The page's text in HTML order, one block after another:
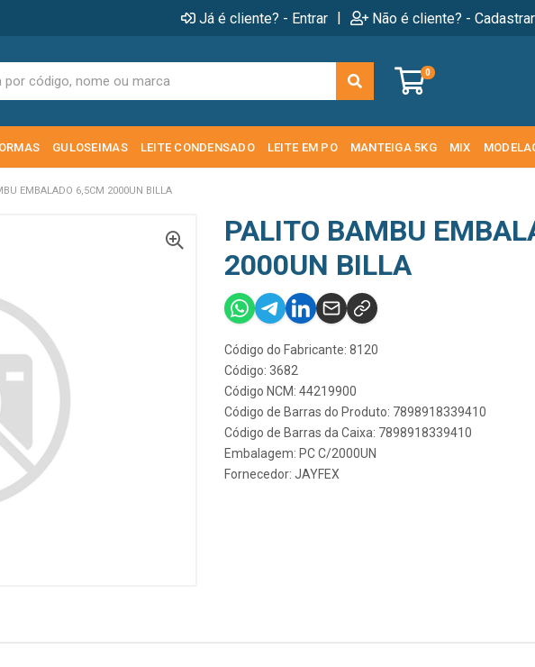
Já é cliente? - Entrar | Não é cliente? - Cadastrar
0
GULOSEIMAS LEITE CONDENSADO LEITE EM PO MANTEIGA 5KG MIX
EMBALADO 6,5CM 2000UN BILLA
PALITO BAMBU
2000UN BILLA
Código do Fabricante: 8120
Código: 3682
Código NCM: 44219900
Código de Barras do Produto: 7898918339410
Código de Barras da Caixa: 7898918339410
Embalagem: PC C/2000UN
Fornecedor: JAYFEX